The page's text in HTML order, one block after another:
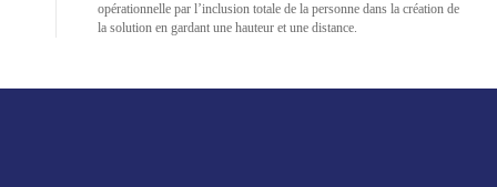
opérationnelle par l’inclusion totale de la personne dans la création de
la solution en gardant une hauteur et une distance.